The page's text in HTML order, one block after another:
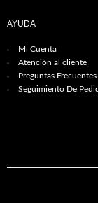
AYUDA
Mi Cuenta
Atención al cliente
Preguntas Frecuentes
Seguimiento De